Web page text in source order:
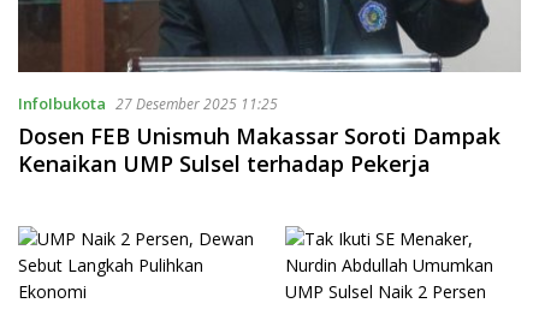
InfoIbukota 27 Desember 2025 11:25
Dosen FEB Unismuh Makassar Soroti Dampak
Kenaikan UMP Sulsel terhadap Pekerja